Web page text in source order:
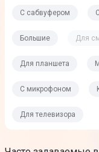
С сабвуфером
Большие Для
Для планшета
С микрофоном
Для телевизора